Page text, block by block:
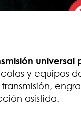
universal
y equipos
asistida.